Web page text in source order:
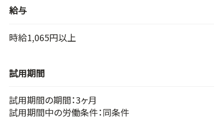
給与
時給1,065円以上
試用期間
試用期間の期間：3ヶ月
試用期間中の労働条件：同条件